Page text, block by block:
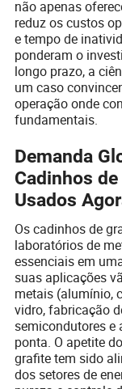
não apenas
reduz os custos
e tempo de
ponderam o
longo prazo, a
um caso
operação onde
fundamentais.
Demanda
Cadinhos
Usados
Os cadinhos de
laboratórios de
essenciais em
suas aplicações
metais (alumínio,
vidro, fabricação
semicondutores e
ponta. O apetite
grafite tem sido
dos setores de